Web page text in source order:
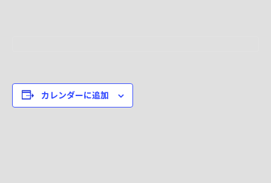
カレンダーに追加